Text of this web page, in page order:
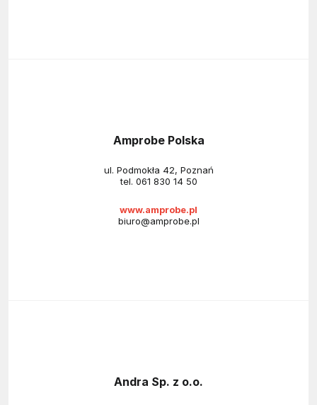
Amprobe Polska
ul. Podmokła 42, Poznań
tel. 061 830 14 50
www.amprobe.pl
biuro@amprobe.pl
Andra Sp. z o.o.